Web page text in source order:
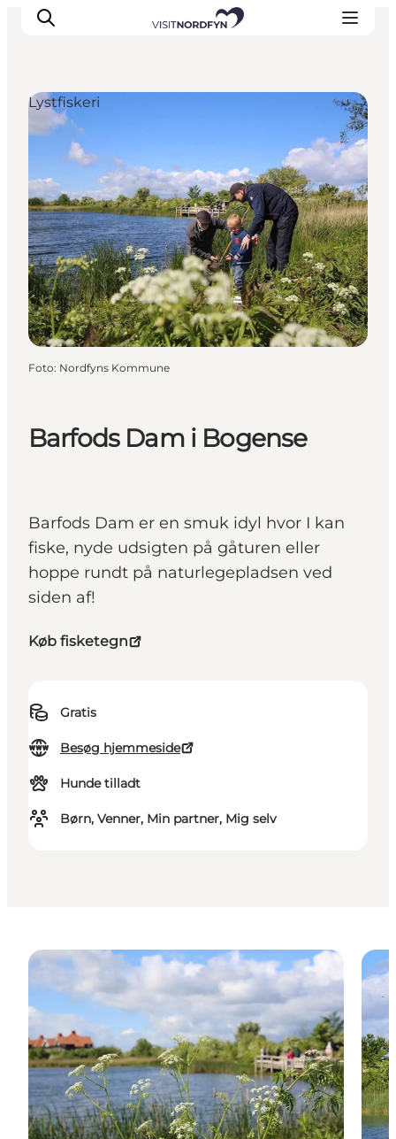
Oplev
Det sker
Spis og drik
Overnatning
Book oplevelser
For børn
Barfods Dam i Bogense
Barfods Dam er en smuk idyl hvor I kan
fiske, nyde udsigten på gåturen eller
hoppe rundt på naturlegepladsen ved
siden af!
Køb fisketegn
Gratis
Besøg hjemmeside
Hunde tilladt
Børn, Venner, Min partner, Mig selv
Lystfiskeri
Foto: Nordfyns Kommune